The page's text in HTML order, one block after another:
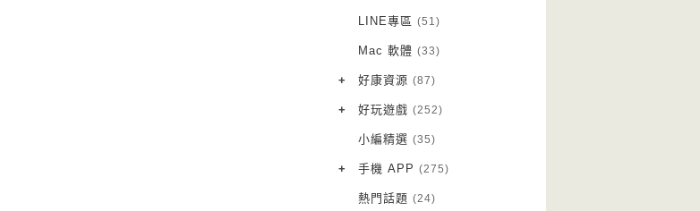
LINE專區 (51)
Mac 軟體 (33)
+ 好康資源 (87)
VPN 翻牆
免費資源
字體下載
網站推薦
+ 好玩遊戲 (252)
Android 遊戲
iOS 遊戲
網頁遊戲
小編精選 (35)
+ 手機 APP (275)
Android 軟體
熱門話題 (24)